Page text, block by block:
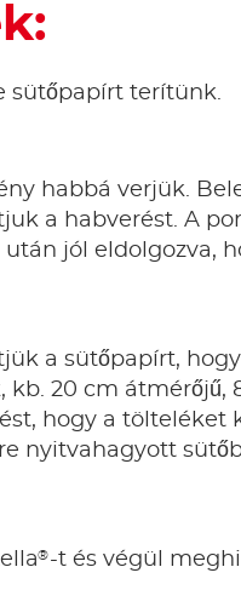
sütőpapírt terítünk.
habbá verjük.
a habverést. A
jól eldolgozva,
a sütőpapírt,
20 cm átmérőjű,
hogy a tölteléket
nyitvahagyott
®-t és végül